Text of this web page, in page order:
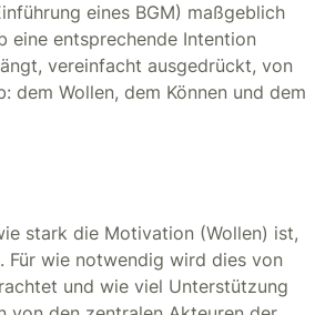
eines BGM) maßgeblich
eine entsprechende Intention
vereinfacht ausgedrückt, von
dem Wollen, dem Können und dem
stark die Motivation (Wollen) ist,
Für wie notwendig wird dies von
und wie viel Unterstützung